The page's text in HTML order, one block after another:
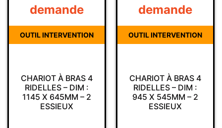
CHARIOT À BRAS 4
RIDELLES – DIM :
1145 X 645MM – 2
ESSIEUX
demande
OUTIL INTERVENTION
CHARIOT À BRAS 4
RIDELLES – DIM :
945 X 545MM – 2
ESSIEUX
demande
OUTIL INTERVENTION